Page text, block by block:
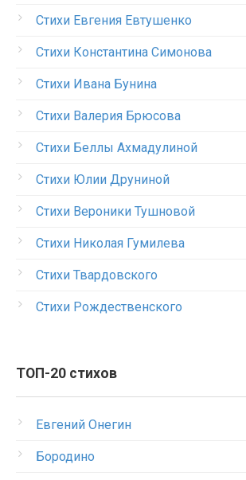
Стихи Евгения Евтушенко
Стихи Константина Симонова
Стихи Ивана Бунина
Стихи Валерия Брюсова
Стихи Беллы Ахмадулиной
Стихи Юлии Друниной
Стихи Вероники Тушновой
Стихи Николая Гумилева
Стихи Твардовского
Стихи Рождественского
ТОП-20 стихов
Евгений Онегин
Бородино